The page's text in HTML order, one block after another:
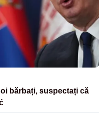
bărbați, suspectați că